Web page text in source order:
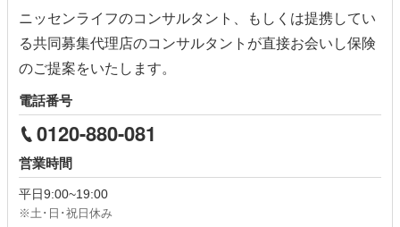
ニッセンライフのコンサルタント、もしくは提携してい
る共同募集代理店のコンサルタントが直接お会いし保険
のご提案をいたします。
電話番号
0120-880-081
営業時間
平日9:00~19:00
※土･日･祝日休み